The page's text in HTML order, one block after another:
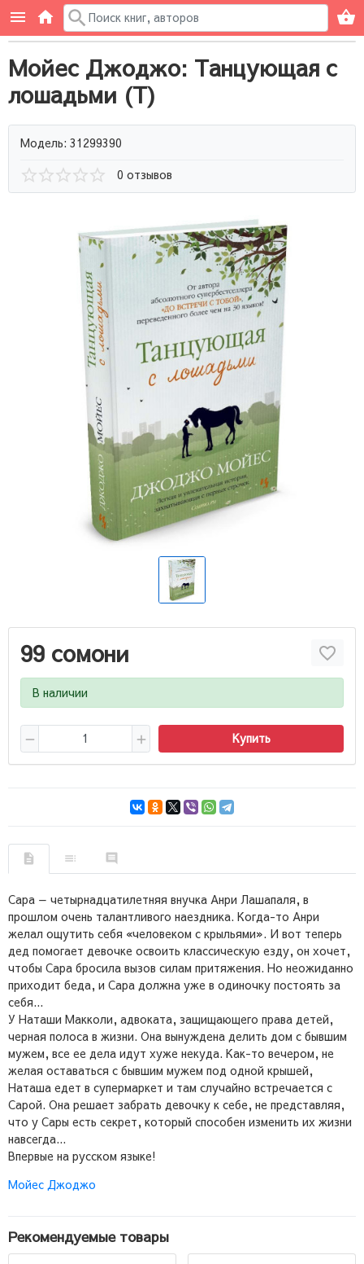
Мойес Джоджо: Танцующая с
лошадьми (Т)
Модель: 31299390
0 отзывов
99 сомони
В наличии
Купить
Сара — четырнадцатилетняя внучка Анри Лашапаля, в
прошлом очень талантливого наездника. Когда-то Анри
желал ощутить себя «человеком с крыльями». И вот теперь
дед помогает девочке освоить классическую езду, он хочет,
чтобы Сара бросила вызов силам притяжения. Но неожиданно
приходит беда, и Сара должна уже в одиночку постоять за
себя...
У Наташи Макколи, адвоката, защищающего права детей,
черная полоса в жизни. Она вынуждена делить дом с бывшим
мужем, все ее дела идут хуже некуда. Как-то вечером, не
желая оставаться с бывшим мужем под одной крышей,
Наташа едет в супермаркет и там случайно встречается с
Сарой. Она решает забрать девочку к себе, не представляя,
что у Сары есть секрет, который способен изменить их жизни
навсегда...
Впервые на русском языке!
Мойес Джоджо
Рекомендуемые товары